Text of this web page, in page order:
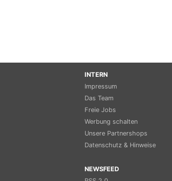
INTERN
Impressum
Das Team
Freie Jobs
Werbung schalten
Unsere Partnershops
Datenschutz & Hinweise
NEWSFEED